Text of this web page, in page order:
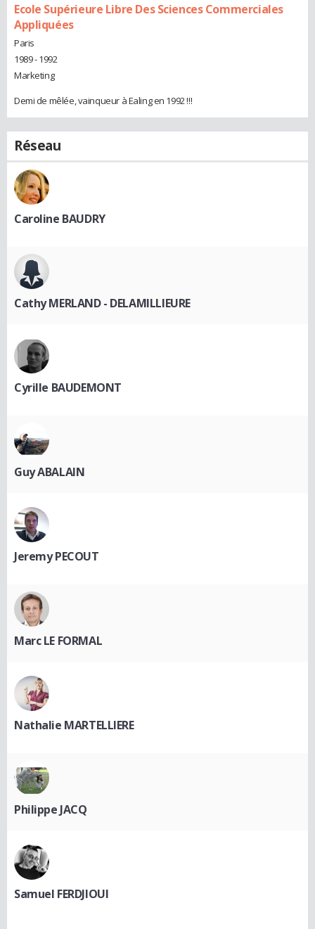
Ecole Supérieure Libre Des Sciences Commerciales
Appliquées
Paris
1989 - 1992
Marketing
Demi de mêlée, vainqueur à Ealing en 1992 !!!
Réseau
Caroline BAUDRY
Cathy MERLAND - DELAMILLIEURE
Cyrille BAUDEMONT
Guy ABALAIN
Jeremy PECOUT
Marc LE FORMAL
Nathalie MARTELLIERE
Philippe JACQ
Samuel FERDJIOUI